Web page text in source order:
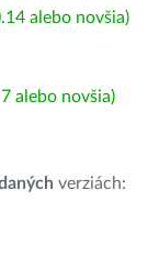
alebo novšia)
alebo novšia)
verziách: